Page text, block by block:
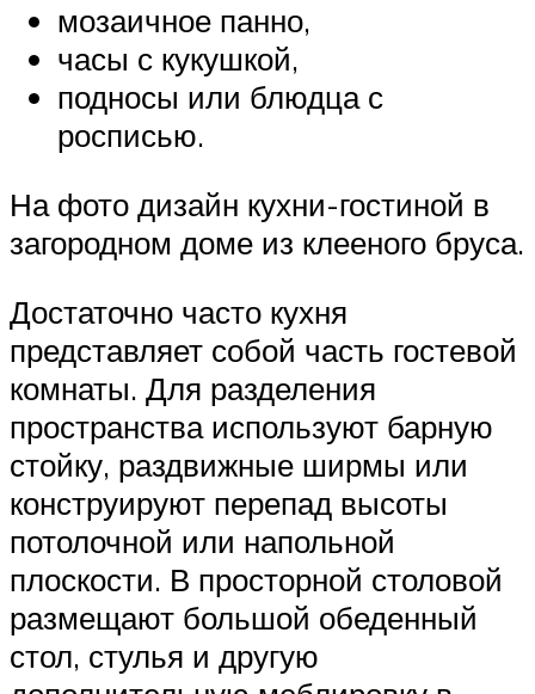
мозаичное панно,
часы с кукушкой,
подносы или блюдца с
росписью.
На фото дизайн кухни-гостиной в
загородном доме из клееного бруса.
Достаточно часто кухня
представляет собой часть гостевой
комнаты. Для разделения
пространства используют барную
стойку, раздвижные ширмы или
конструируют перепад высоты
потолочной или напольной
плоскости. В просторной столовой
размещают большой обеденный
стол, стулья и другую